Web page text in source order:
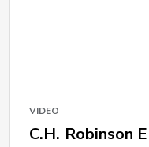
VIDEO
C.H. Robinson